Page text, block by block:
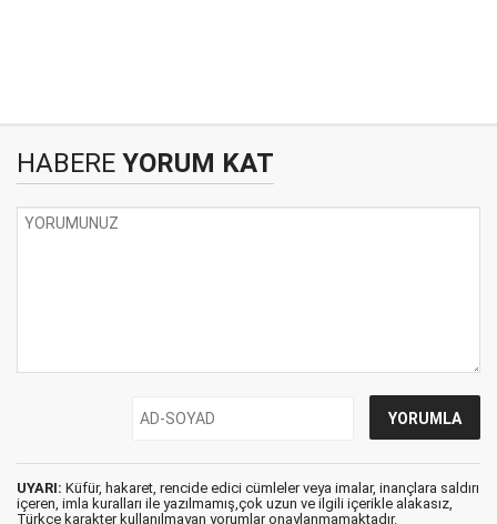
HABERE YORUM KAT
UYARI: Küfür, hakaret, rencide edici cümleler veya imalar, inançlara saldırı
içeren, imla kuralları ile yazılmamış,çok uzun ve ilgili içerikle alakasız,
Türkçe karakter kullanılmayan yorumlar onaylanmamaktadır.